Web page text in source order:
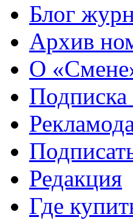
Блог
Архив
О
Подписка
Редакция
Где